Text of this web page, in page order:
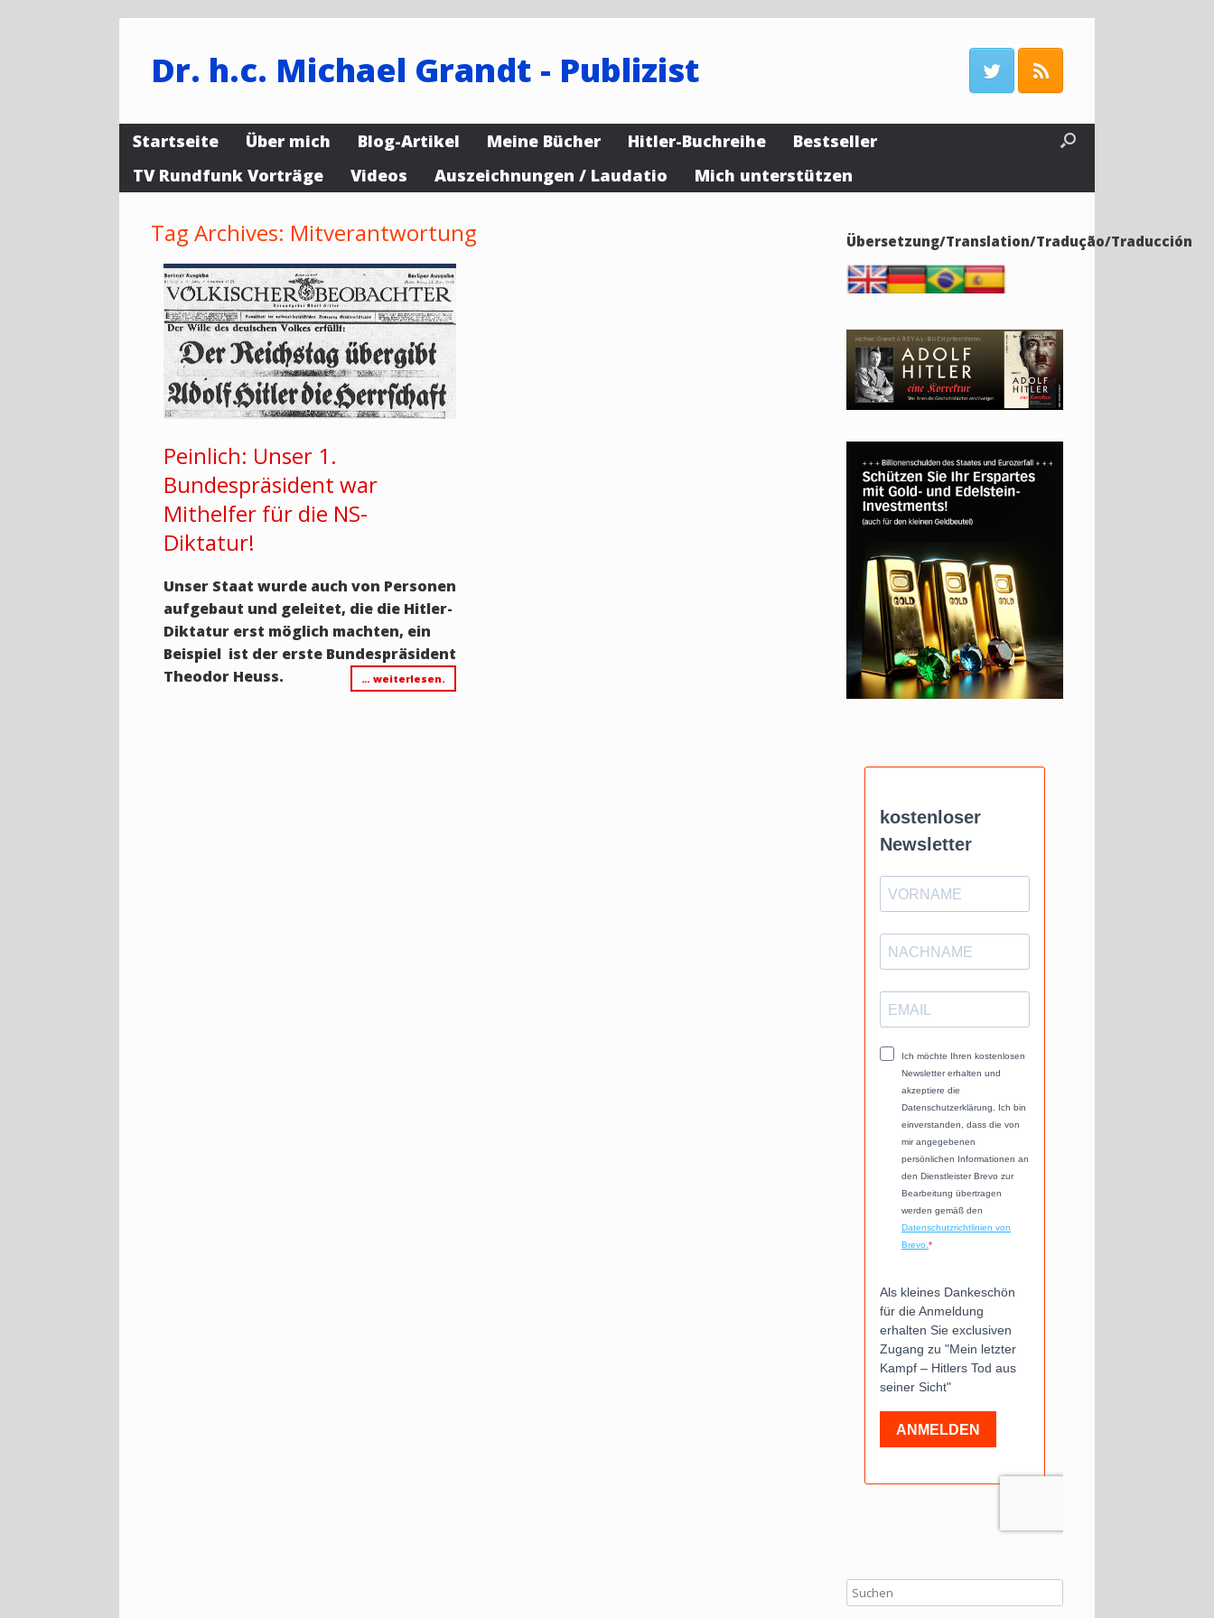
Dr. h.c. Michael Grandt - Publizist
Startseite Über mich Blog-Artikel Meine Bücher Hitler-Buchreihe
Bestseller
TV Rundfunk Vorträge
Videos Auszeichnungen / Laudatio Mich unterstützen
Tag Archives: Mitverantwortung
Peinlich: Unser 1.
Bundespräsident war
Mithelfer für die NS-
Diktatur!
Unser Staat wurde auch von Personen
aufgebaut und geleitet, die die Hitler-
Diktatur erst möglich machten, ein
Beispiel ist der erste Bundespräsident
Theodor Heuss.
… weiterlesen.
Übersetzung/Translation/Tradução/Traducción